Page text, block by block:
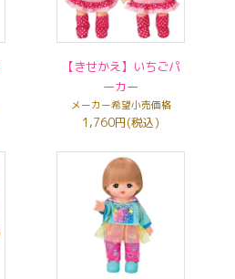
【きせかえ】いちごパ
ーカー
メーカー希望小売価格
1,760円(税込)